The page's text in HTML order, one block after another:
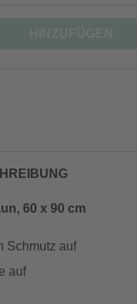
60 x 90 cm
Schmutz auf
auf